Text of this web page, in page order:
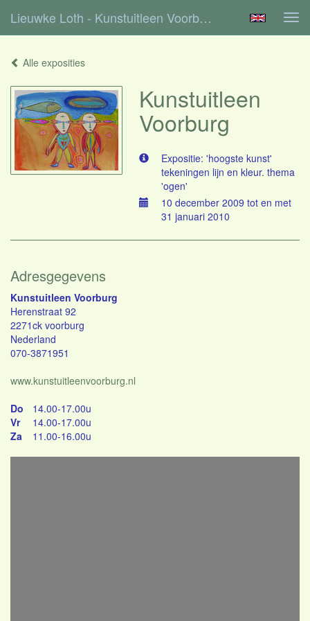
Lieuwke Loth - Kunstuitleen Voorburg
Alle exposities
Kunstuitleen
Voorburg
Expositie: 'hoogste kunst'
tekeningen lijn en kleur. thema
'ogen'
10 december 2009 tot en met
31 januari 2010
Adresgegevens
Kunstuitleen Voorburg
Herenstraat 92
2271ck voorburg
Nederland
070-3871951
www.kunstuitleenvoorburg.nl
Do
14.00-17.00u
Vr
14.00-17.00u
Za
11.00-16.00u